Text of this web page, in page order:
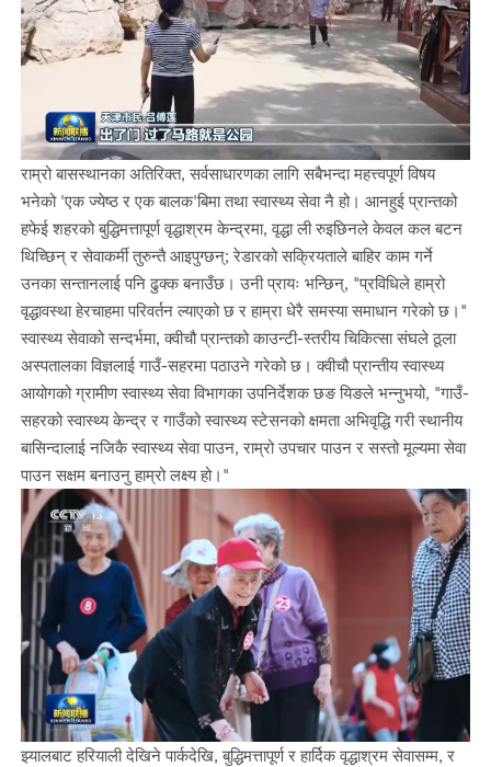
राम्रो बासस्थानका अतिरिक्त, सर्वसाधारणका लागि सबैभन्दा महत्त्वपूर्ण विषय
भनेको 'एक ज्येष्ठ र एक बालक'बिमा तथा स्वास्थ्य सेवा नै हो। आनहुई प्रान्तको
हफेई शहरको बुद्धिमत्तापूर्ण वृद्धाश्रम केन्द्रमा, वृद्धा ली रुइछिनले केवल कल बटन
थिच्छिन् र सेवाकर्मी तुरुन्तै आइपुग्छन्; रेडारको सक्रियताले बाहिर काम गर्ने
उनका सन्तानलाई पनि ढुक्क बनाउँछ। उनी प्रायः भन्छिन्, "प्रविधिले हाम्रो
वृद्धावस्था हेरचाहमा परिवर्तन ल्याएको छ र हाम्रा धेरै समस्या समाधान गरेको छ।"
स्वास्थ्य सेवाको सन्दर्भमा, क्वीचौ प्रान्तको काउन्टी-स्तरीय चिकित्सा संघले ठूला
अस्पतालका विज्ञलाई गाउँ-सहरमा पठाउने गरेको छ। क्वीचौ प्रान्तीय स्वास्थ्य
आयोगको ग्रामीण स्वास्थ्य सेवा विभागका उपनिर्देशक छङ यिङले भन्नुभयो, "गाउँ-
सहरको स्वास्थ्य केन्द्र र गाउँको स्वास्थ्य स्टेसनको क्षमता अभिवृद्धि गरी स्थानीय
बासिन्दालाई नजिकै स्वास्थ्य सेवा पाउन, राम्रो उपचार पाउन र सस्तो मूल्यमा सेवा
पाउन सक्षम बनाउनु हाम्रो लक्ष्य हो।"
झ्यालबाट हरियाली देखिने पार्कदेखि, बुद्धिमत्तापूर्ण र हार्दिक वृद्धाश्रम सेवासम्म, र